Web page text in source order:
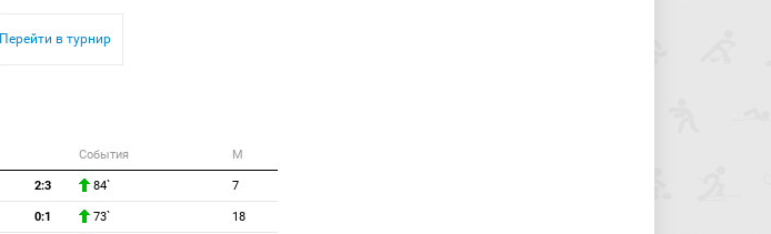
Перейти в турнир
События М
2:3 84` 7
0:1 73` 18